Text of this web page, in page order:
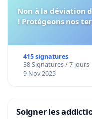
Non à la déviation
! Protégeons nos
415 signatures
38 Signatures / 7 jours
9 Nov 2025
Soigner les